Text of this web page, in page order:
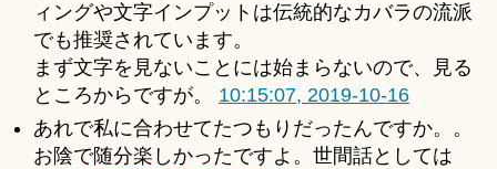
ィングや文字インプットは伝統的なカバラの流派
でも推奨されています。
まず文字を見ないことには始まらないので、見る
ところからですが。 10:15:07, 2019-10-16
あれで私に合わせてたつもりだったんですか。。
お陰で随分楽しかったですよ。世間話としては